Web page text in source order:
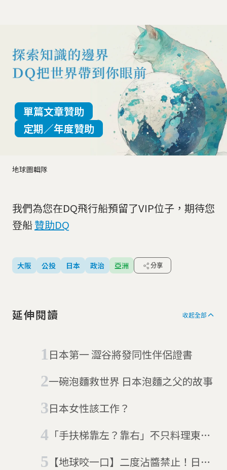
地球圖輯隊
單篇文章贊助
定期／年度贊助
我們為您在DQ飛行船預留了VIP位子，期待您
登船贊助DQ
大阪 公投 日本 政治 亞洲 分享
延伸閱讀 收起全部
日本第一 澀谷將發同性伴侶證書
一碗泡麵救世界 日本泡麵之父的故事
日本女性該工作？
「手扶梯靠左？靠右」不只料理東西
【地球咬一口】二度沾醬禁止！日本